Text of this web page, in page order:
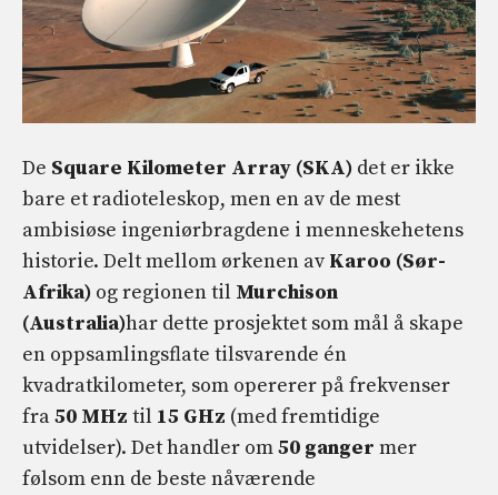
De Square Kilometer Array (SKA) det er ikke
bare et radioteleskop, men en av de mest
ambisiøse ingeniørbragdene i menneskehetens
historie. Delt mellom ørkenen av Karoo (Sør-
Afrika) og regionen til Murchison
(Australia)har dette prosjektet som mål å skape
en oppsamlingsflate tilsvarende én
kvadratkilometer, som opererer på frekvenser
fra50 MHz til 15 GHz (med fremtidige
utvidelser). Det handler om50 ganger mer
følsom enn de beste nåværende